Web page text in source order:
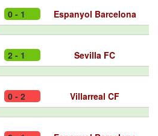
0 - 1 Espanyol Barcelona
2 - 1 Sevilla FC
0 - 2 Villarreal CF